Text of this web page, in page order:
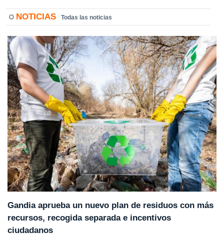
NOTICIAS Todas las noticias
Gandia aprueba un nuevo plan de residuos con más
recursos, recogida separada e incentivos
ciudadanos